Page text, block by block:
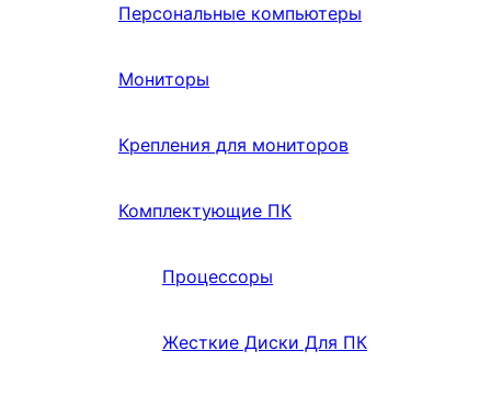
Персональные компьютеры
Мониторы
Крепления для мониторов
Комплектующие ПК
Процессоры
Жесткие Диски Для ПК